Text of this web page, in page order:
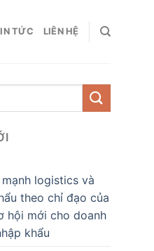
TỨC LIÊN HỆ
logistics và
theo chỉ đạo của
hội mới cho doanh
khẩu